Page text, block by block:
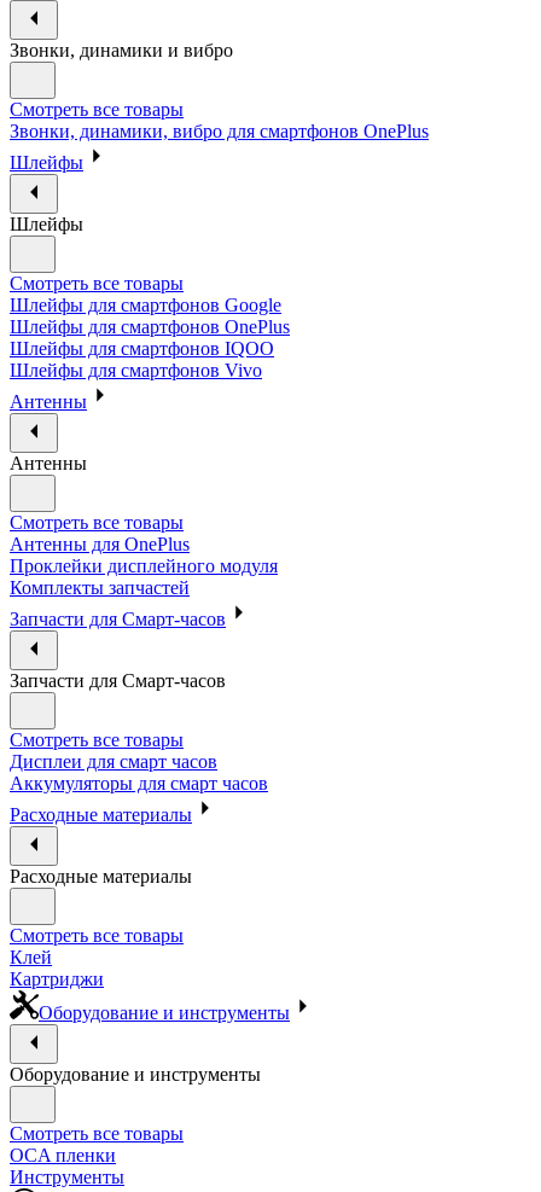
Звонки, динамики и вибро
Смотреть все товары
Звонки, динамики, вибро для смартфонов OnePlus
Шлейфы
Шлейфы
Смотреть все товары
Шлейфы для смартфонов Google
Шлейфы для смартфонов OnePlus
Шлейфы для смартфонов IQOO
Шлейфы для смартфонов Vivo
Антенны
Антенны
Смотреть все товары
Антенны для OnePlus
Проклейки дисплейного модуля
Комплекты запчастей
Запчасти для Смарт-часов
Запчасти для Смарт-часов
Смотреть все товары
Дисплеи для смарт часов
Аккумуляторы для смарт часов
Расходные материалы
Расходные материалы
Смотреть все товары
Клей
Картриджи
Оборудование и инструменты
Оборудование и инструменты
Смотреть все товары
OCA пленки
Инструменты